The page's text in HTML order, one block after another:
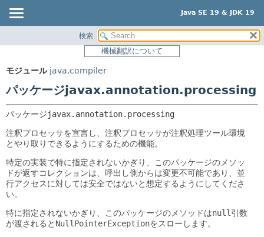
Java SE 19 & JDK 19
パッケージ
クラス
使用
ツリー
プレビュー
新規
非推奨
ヘルプ
パッケージ:
説明
クラスとインタフェース
検索
機械翻訳について
モジュール java.compiler
パッケージjavax.annotation.processing
パッケージjavax.annotation.processing
注釈プロセッサを宣言し、注釈プロセッサが注釈処理ツール環境
とやり取りできるようにするための機能。
特定の実装で特に指定されないかぎり、このパッケージのメソッ
ドが返すコレクションは、呼出し側からは変更不可能であり、並
行アクセスに対しては安全ではないと想定するようにしてくださ
い。
特に指定されないかぎり、このパッケージのメソッドはnull 引数
が渡されると NullPointerExceptionをスローします。